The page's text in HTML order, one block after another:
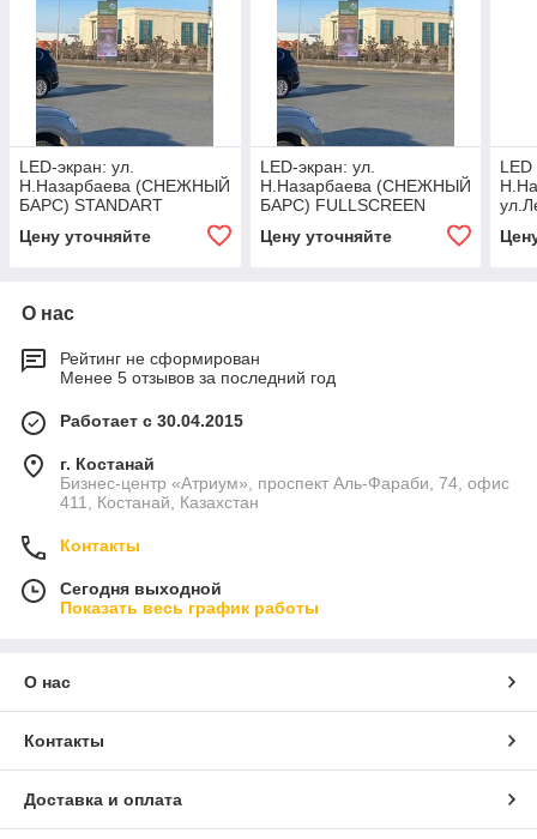
LED-экран: ул.
Н.Назарбаева (СНЕЖНЫЙ
БАРС) STANDART
Цену уточняйте
LED-экран: ул.
Н.Назарбаева (СНЕЖНЫЙ
БАРС) FULLSCREEN
Цену уточняйте
О нас
Рейтинг не сформирован
Менее 5 отзывов за последний год
Работает с 30.04.2015
г. Костанай
Бизнес-центр «Атриум», проспект Аль-Фараби, 74, офис
411, Костанай, Казахстан
Контакты
Сегодня выходной
Показать весь график работы
О нас
Контакты
Доставка и оплата